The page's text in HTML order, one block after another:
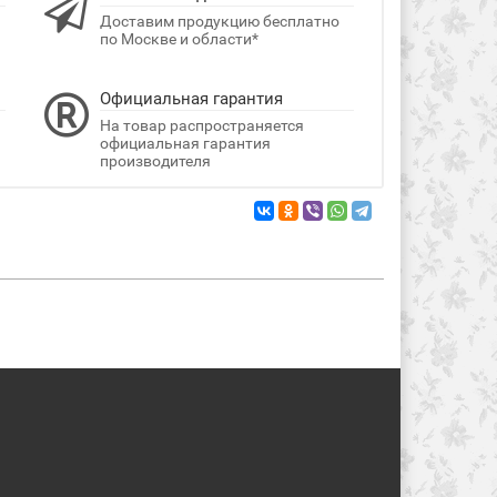
Доставим продукцию бесплатно
по Москве и области*
Официальная гарантия
На товар распространяется
официальная гарантия
производителя